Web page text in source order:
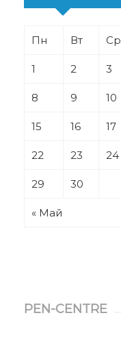
Пн Вт Ср
« Май
1 2 3
8 9 10
15 16 17
22 23 24
29 30
PEN-CENTRE